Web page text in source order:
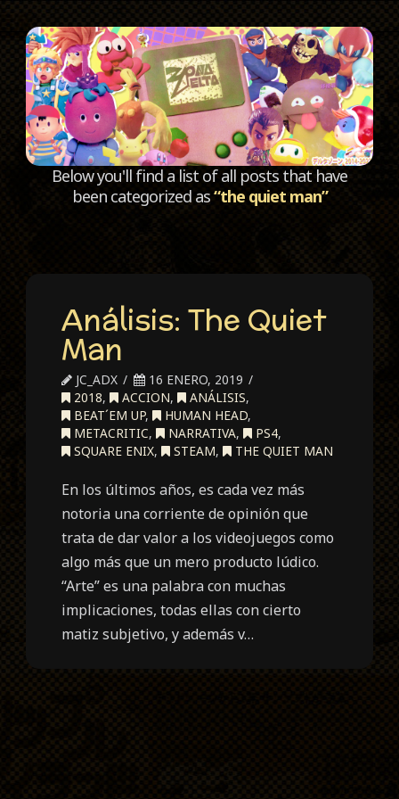
Below you'll find a list of all posts that have
been categorized as“the quiet man”
Análisis: The Quiet
Man
JC_ADX
16 ENERO, 2019
2018, ACCION, ANÁLISIS,
BEAT´EM UP, HUMAN HEAD,
METACRITIC, NARRATIVA, PS4,
SQUARE ENIX, STEAM, THE QUIET MAN
En los últimos años, es cada vez más
notoria una corriente de opinión que
trata de dar valor a los videojuegos como
algo más que un mero producto lúdico.
“Arte” es una palabra con muchas
implicaciones, todas ellas con cierto
matiz subjetivo, y además v…